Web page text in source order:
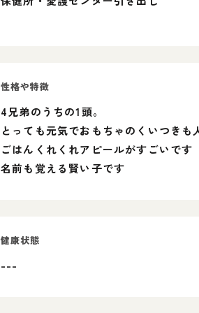
性格や特徴
4兄弟のうちの1頭。
とっても元気でおもちゃのくいつきも
ごはんくれくれアピールがすごいです
名前も覚える賢い子です
健康状態
---